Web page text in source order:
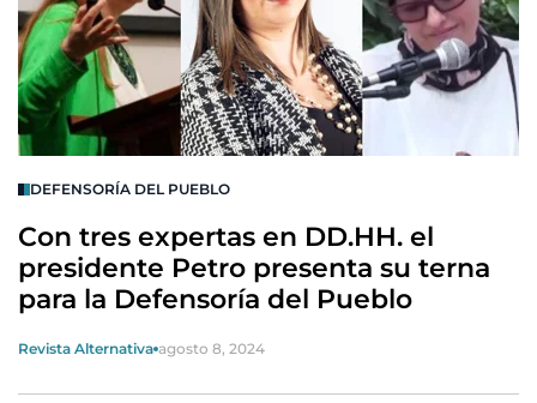
DEFENSORÍA DEL PUEBLO
Con tres expertas en DD.HH. el
presidente Petro presenta su terna
para la Defensoría del Pueblo
Revista Alternativa agosto 8, 2024